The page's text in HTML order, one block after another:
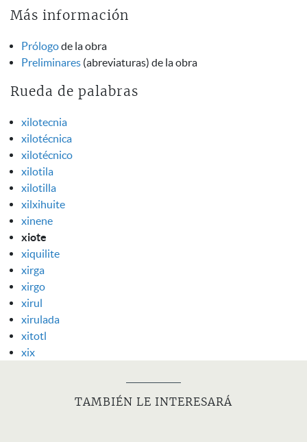
Más información
Prólogode la obra
Preliminares (abreviaturas) de la obra
Rueda de palabras
xilotecnia
xilotécnica
xilotécnico
xilotila
xilotilla
xilxihuite
xinene
xiote
xiquilite
xirga
xirgo
xirul
xirulada
xitotl
xix
TAMBIÉN LE INTERESARÁ